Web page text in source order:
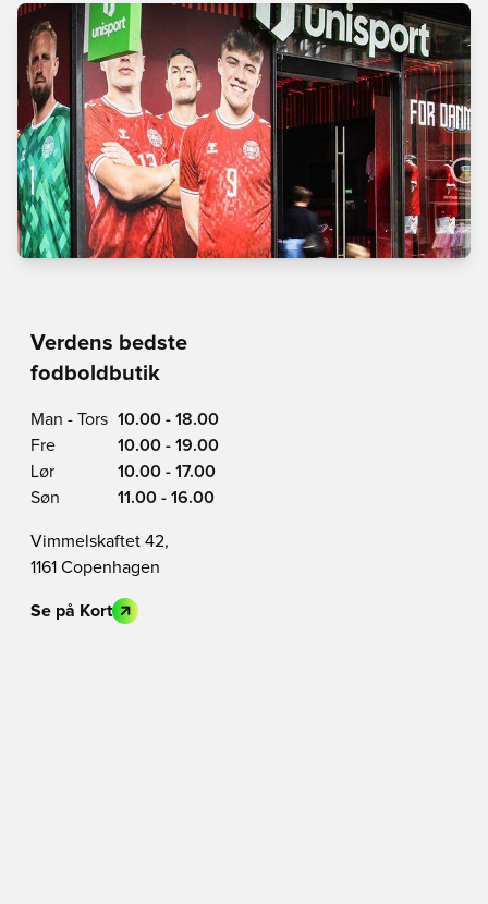
Verdens bedste
fodboldbutik
Man - Tors 10.00 - 18.00
Fre
10.00 - 19.00
Lør
10.00 - 17.00
Søn
11.00 - 16.00
Vimmelskaftet 42,
1161 Copenhagen
Se på Kort